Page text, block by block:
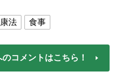
法 食事
コメントはこちら！